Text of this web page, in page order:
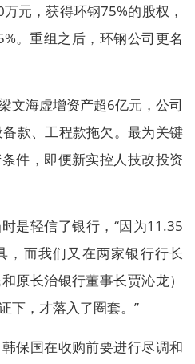
元，获得环钢75%的股权，
。重组之后，环钢公司更名
文海虚增资产超6亿元，公司
款、工程款拖欠。最为关键
件，即便新实控人技改投资
是轻信了银行，“因为11.35
，而我们又在两家银行行长
原长治银行董事长贾沁龙）
下，才落入了圈套。”
保国在收购前要进行尽调和